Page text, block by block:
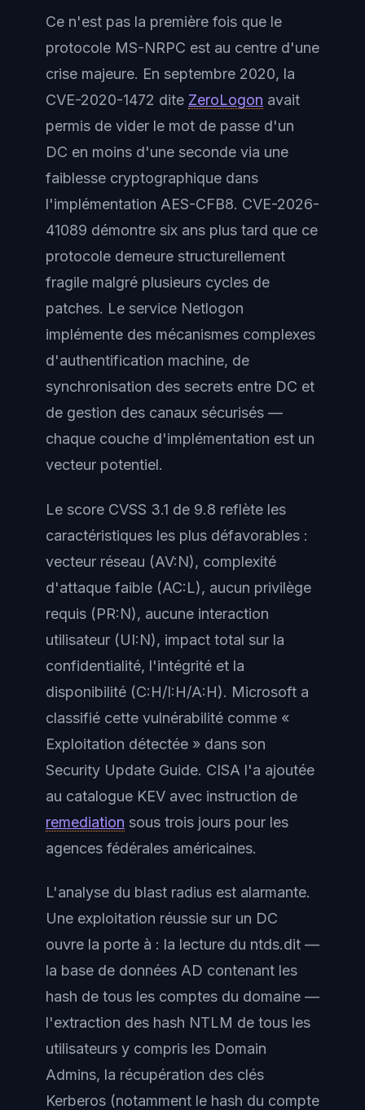
Ce n'est pas la première fois que le
protocole MS-NRPC est au centre d'une
crise majeure. En septembre 2020, la
CVE-2020-1472 dite ZeroLogon avait
permis de vider le mot de passe d'un
DC en moins d'une seconde via une
faiblesse cryptographique dans
l'implémentation AES-CFB8. CVE-2026-
41089 démontre six ans plus tard que ce
protocole demeure structurellement
fragile malgré plusieurs cycles de
patches. Le service Netlogon
implémente des mécanismes complexes
d'authentification machine, de
synchronisation des secrets entre DC et
de gestion des canaux sécurisés —
chaque couche d'implémentation est un
vecteur potentiel.
Le score CVSS 3.1 de 9.8 reflète les
caractéristiques les plus défavorables :
vecteur réseau (AV:N), complexité
d'attaque faible (AC:L), aucun privilège
requis (PR:N), aucune interaction
utilisateur (UI:N), impact total sur la
confidentialité, l'intégrité et la
disponibilité (C:H/I:H/A:H). Microsoft a
classifié cette vulnérabilité comme «
Exploitation détectée » dans son
Security Update Guide. CISA l'a ajoutée
au catalogue KEV avec instruction de
remediation sous trois jours pour les
agences fédérales américaines.
L'analyse du blast radius est alarmante.
Une exploitation réussie sur un DC
ouvre la porte à : la lecture du ntds.dit —
la base de données AD contenant les
hash de tous les comptes du domaine —
l'extraction des hash NTLM de tous les
utilisateurs y compris les Domain
Admins, la récupération des clés
Kerberos (notamment le hash du compte